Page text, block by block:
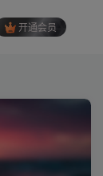
开通会员